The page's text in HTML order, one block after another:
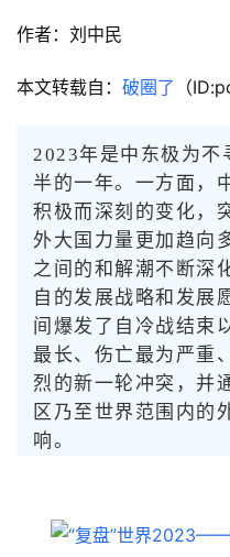
作者：刘中民
本文转载自： 破圈了 （
2023年是中东极为不
半的一年。一方面，
积极而深刻的变化，
外大国力量更加趋向
之间的和解潮不断深
自的发展战略和发展
间爆发了自冷战结束
最长、伤亡最为严重
烈的新一轮冲突，并
区乃至世界范围内的
响。